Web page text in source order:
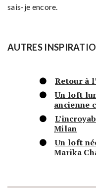
sais-je encore.
AUTRES
Retour à
Un loft
ancienne
Milan
Un loft
Marika